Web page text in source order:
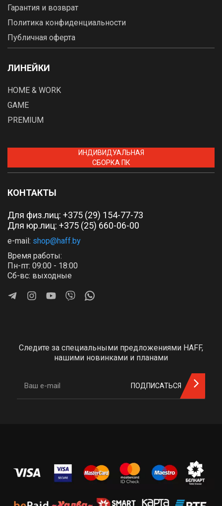
Гарантия и возврат
Политика конфиденциальности
Публичная оферта
ЛИНЕЙКИ
HOME & WORK
GAME
PREMIUM
ИНДИВИДУАЛЬНАЯ
СБОРКА ПК
КОНТАКТЫ
Для физ.лиц: +375 (29) 154-77-73
Для юр.лиц: +375 (25) 660-06-00
e-mail: shop@haff.by
Время работы:
Пн-пт: 09:00 - 18:00
Сб-вс: выходные
Следите за специальными предложениями HAFF,
нашими новинками и планами
ПОДПИСАТЬСЯ